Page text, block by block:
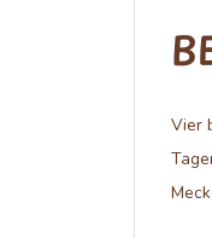
Vier